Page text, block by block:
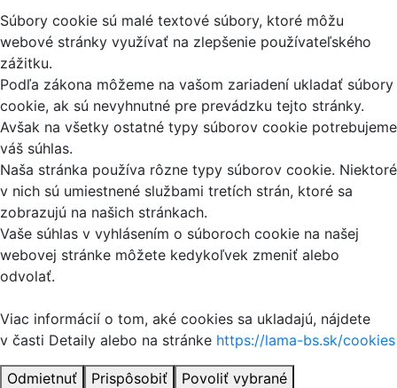
Súbory cookie sú malé textové súbory, ktoré môžu
webové stránky využívať na zlepšenie používateľského
zážitku.
Podľa zákona môžeme na vašom zariadení ukladať súbory
cookie, ak sú nevyhnutné pre prevádzku tejto stránky.
Avšak na všetky ostatné typy súborov cookie potrebujeme
váš súhlas.
Naša stránka používa rôzne typy súborov cookie. Niektoré
v nich sú umiestnené službami tretích strán, ktoré sa
zobrazujú na našich stránkach.
Vaše súhlas v vyhlásením o súboroch cookie na našej
webovej stránke môžete kedykoľvek zmeniť alebo
odvolať.
Viac informácií o tom, aké cookies sa ukladajú, nájdete
v časti Detaily alebo na stránke https://lama-bs.sk/cookies
Odmietnuť Prispôsobiť Povoliť vybrané